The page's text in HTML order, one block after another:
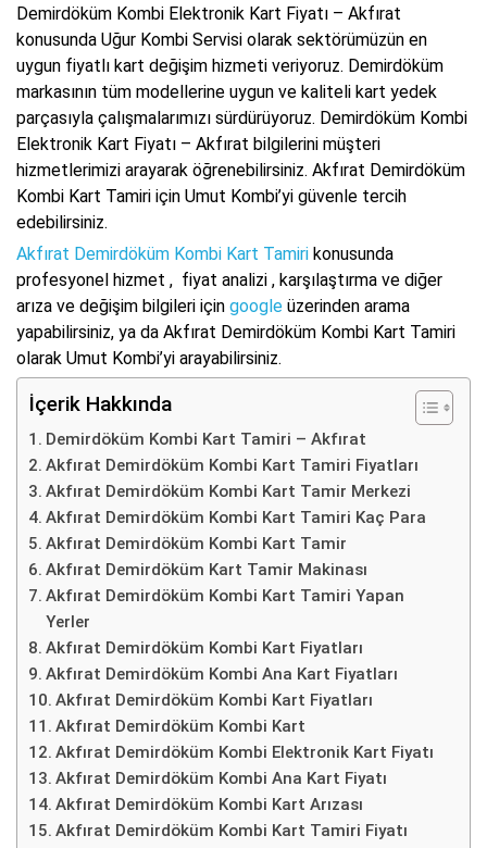
Demirdöküm Kombi Elektronik Kart Fiyatı – Akfırat
konusunda Uğur Kombi Servisi olarak sektörümüzün en
uygun fiyatlı kart değişim hizmeti veriyoruz. Demirdöküm
markasının tüm modellerine uygun ve kaliteli kart yedek
parçasıyla çalışmalarımızı sürdürüyoruz. Demirdöküm Kombi
Elektronik Kart Fiyatı – Akfırat bilgilerini müşteri
hizmetlerimizi arayarak öğrenebilirsiniz. Akfırat Demirdöküm
Kombi Kart Tamiri için Umut Kombi’yi güvenle tercih
edebilirsiniz.
Akfırat Demirdöküm Kombi Kart Tamiri konusunda
profesyonel hizmet , fiyat analizi , karşılaştırma ve diğer
arıza ve değişim bilgileri için google üzerinden arama
yapabilirsiniz, ya da Akfırat Demirdöküm Kombi Kart Tamiri
olarak Umut Kombi’yi arayabilirsiniz.
İçerik Hakkında
Demirdöküm Kombi Kart Tamiri – Akfırat
Akfırat Demirdöküm Kombi Kart Tamiri Fiyatları
Akfırat Demirdöküm Kombi Kart Tamir Merkezi
Akfırat Demirdöküm Kombi Kart Tamiri Kaç Para
Akfırat Demirdöküm Kombi Kart Tamir
Akfırat Demirdöküm Kart Tamir Makinası
Akfırat Demirdöküm Kombi Kart Tamiri Yapan
Yerler
Akfırat Demirdöküm Kombi Kart Fiyatları
Akfırat Demirdöküm Kombi Ana Kart Fiyatları
Akfırat Demirdöküm Kombi Kart Fiyatları
Akfırat Demirdöküm Kombi Kart
Akfırat Demirdöküm Kombi Elektronik Kart Fiyatı
Akfırat Demirdöküm Kombi Ana Kart Fiyatı
Akfırat Demirdöküm Kombi Kart Arızası
Akfırat Demirdöküm Kombi Kart Tamiri Fiyatı